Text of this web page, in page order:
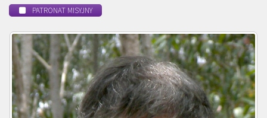
PATRONAT MISYJNY